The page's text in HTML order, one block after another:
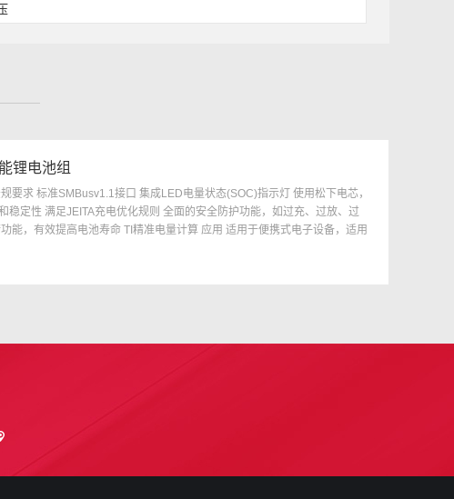
锂电池组
要求 标准SMBusv1.1接口 集成LED电量状态(SOC)指示灯 使用松下电芯，
稳定性 满足JEITA充电优化规则 全面的安全防护功能，如过充、过放、过
能，有效提高电池寿命 TI精准电量计算 应用 适用于便携式电子设备，适用